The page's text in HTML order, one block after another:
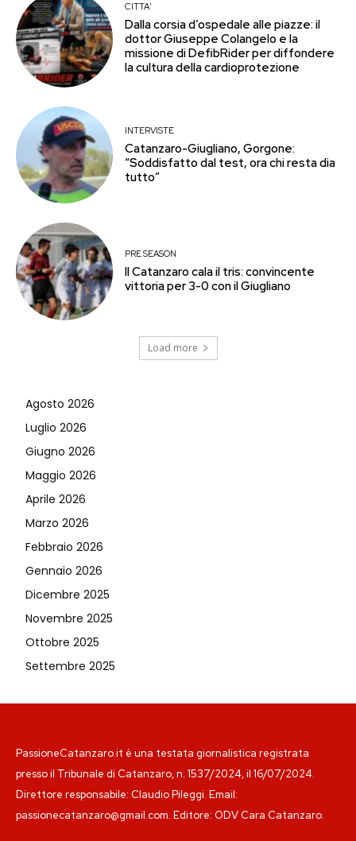
CITTA'
Dalla corsia d’ospedale alle piazze: il
dottor Giuseppe Colangelo e la
missione di DefibRider per diffondere
la cultura della cardioprotezione
INTERVISTE
Catanzaro-Giugliano, Gorgone:
“Soddisfatto dal test, ora chi resta dia
tutto”
PRE SEASON
Il Catanzaro cala il tris: convincente
vittoria per 3-0 con il Giugliano
Load more
Agosto 2026
Luglio 2026
Giugno 2026
Maggio 2026
Aprile 2026
Marzo 2026
Febbraio 2026
Gennaio 2026
Dicembre 2025
Novembre 2025
Ottobre 2025
Settembre 2025
PassioneCatanzaro.it è una testata giornalistica registrata
presso il Tribunale di Catanzaro, n. 1537/2024, il 16/07/2024.
Direttore responsabile: Claudio Pileggi. Email:
passionecatanzaro@gmail.com. Editore: ODV Cara Catanzaro.